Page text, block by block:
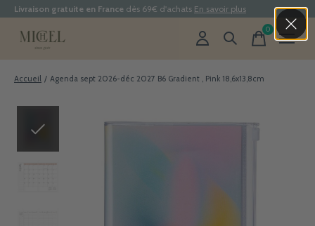
Livraison gratuite en France dès 69€ d'achats En savoir plus
0items
Accueil / Agenda sept 2026-déc 2027 B6 Gradient , Pink 18,6x13,8cm